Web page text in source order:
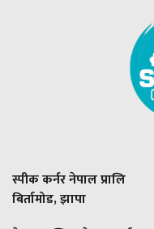
स्पीक कर्नर नेपाल प्रालि
बिर्तामोड, झापा